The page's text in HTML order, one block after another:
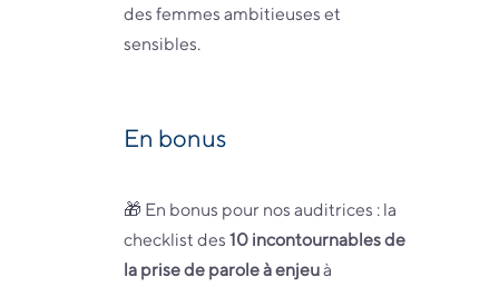
des femmes ambitieuses et
sensibles.
En bonus
🎁 En bonus pour nos auditrices : la
checklist des 10 incontournables de
la prise de parole à enjeuà